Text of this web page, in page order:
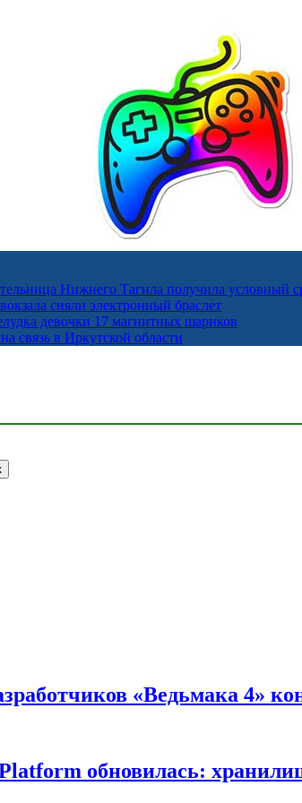
Нижнего Тагила получила условный
сняли электронный браслет
девочки 17 магнитных шариков
связь в Иркутской области
«Ведьмака 4»
обновилась: